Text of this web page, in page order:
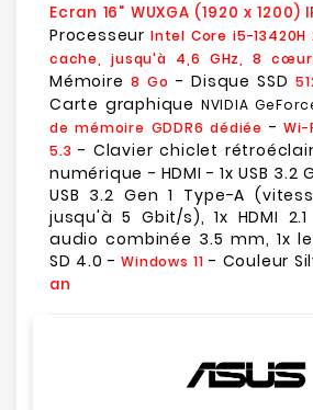
Ecran 16" WUXGA (1920 x 1200)
Processeur Intel Core i5-13420H
cache, jusqu'à 4,6 GHz, 8
Mémoire 8 Go - Disque SSD
Carte graphique NVIDIA
de mémoire GDDR6 dédiée -Wi-
5.3 - Clavier chiclet
numérique - HDMI - 1x USB 3.2
USB 3.2 Gen 1 Type-A
jusqu'à 5 Gbit/s), 1x HDMI 2.1
audio combinée 3.5 mm, 1x
SD 4.0 -Windows 11 - Couleur
an